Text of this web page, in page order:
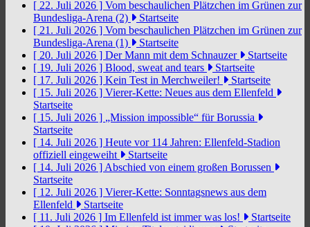
[ 22. Juli 2026 ] Vom beschaulichen Plätzchen im Grünen zur
Bundesliga-Arena (2)
Startseite
[ 21. Juli 2026 ] Vom beschaulichen Plätzchen im Grünen zur
Bundesliga-Arena (1)
Startseite
[ 20. Juli 2026 ] Der Mann mit dem Schnauzer
Startseite
[ 19. Juli 2026 ] Blood, sweat and tears
Startseite
[ 17. Juli 2026 ] Kein Test in Merchweiler!
Startseite
[ 15. Juli 2026 ] Vierer-Kette: Neues aus dem Ellenfeld
Startseite
[ 15. Juli 2026 ] „Mission impossible“ für Borussia
Startseite
[ 14. Juli 2026 ] Heute vor 114 Jahren: Ellenfeld-Stadion
offiziell eingeweiht
Startseite
[ 14. Juli 2026 ] Abschied von einem großen Borussen
Startseite
[ 12. Juli 2026 ] Vierer-Kette: Sonntagsnews aus dem
Ellenfeld
Startseite
[ 11. Juli 2026 ] Im Ellenfeld ist immer was los!
Startseite